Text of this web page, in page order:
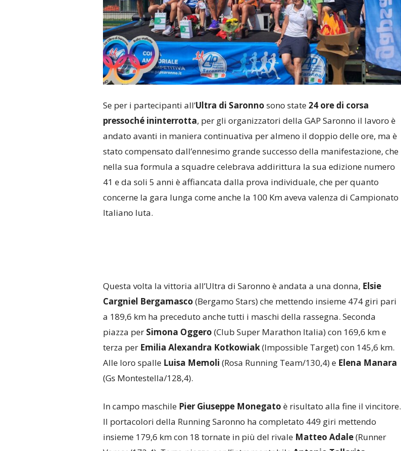
Se per i partecipanti all’Ultra di Saronno sono state 24 ore di corsa
pressoché ininterrotta, per gli organizzatori della GAP Saronno il lavoro è
andato avanti in maniera continuativa per almeno il doppio delle ore, ma è
stato compensato dall’ennesimo grande successo della manifestazione, che
nella sua formula a squadre celebrava addirittura la sua edizione numero
41 e da soli 5 anni è affiancata dalla prova individuale, che per quanto
concerne la gara lunga come anche la 100 Km aveva valenza di Campionato
Italiano Iuta.
Questa volta la vittoria all’Ultra di Saronno è andata a una donna, Elsie
Cargniel Bergamasco (Bergamo Stars) che mettendo insieme 474 giri pari
a 189,6 km ha preceduto anche tutti i maschi della rassegna. Seconda
piazza per Simona Oggero (Club Super Marathon Italia) con 169,6 km e
terza per Emilia Alexandra Kotkowiak(Impossible Target) con 145,6 km.
Alle loro spalleLuisa Memoli (Rosa Running Team/130,4) e Elena Manara
(Gs Montestella/128,4).
In campo maschilePier Giuseppe Monegato è risultato alla fine il vincitore.
Il portacolori della Running Saronno ha completato 449 giri mettendo
insieme 179,6 km con 18 tornate in più del rivale Matteo Adale(Runner